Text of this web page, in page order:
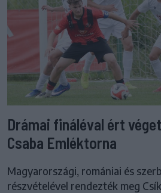
Drámai fináléval ért
Csaba Emléktorna
Magyarországi, romániai és
részvételével rendezték meg